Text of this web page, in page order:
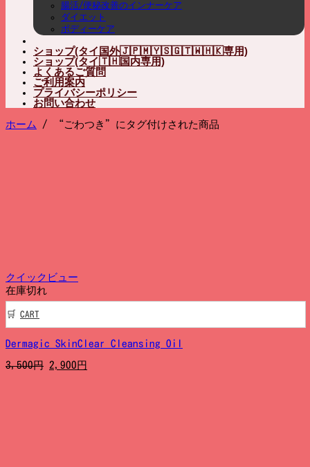
腸活/便秘改善のインナーケア
ダイエット
ボディーケア
ショップ(タイ国外🇯🇵🇲🇾🇸🇬🇹🇼🇭🇰専用)
ショップ(タイ🇹🇭国内専用)
よくあるご質問
ご利用案内
プライバシーポリシー
お問い合わせ
ホーム / “ごわつき”にタグ付けされた商品
クイックビュー
在庫切れ
CART
Dermagic SkinClear Cleansing Oil
3,500円 元
2,900 円